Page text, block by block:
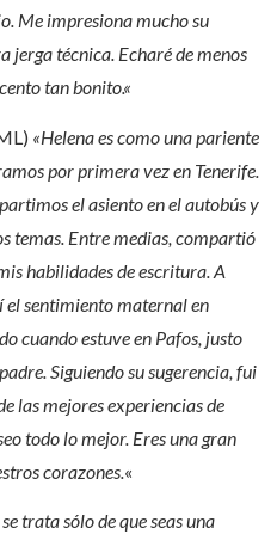
Me impresiona mucho su
jerga técnica. Echaré de menos
tan bonito.«
«Helena es como una pariente
por primera vez en Tenerife.
el asiento en el autobús y
temas. Entre medias, compartió
habilidades de escritura. A
el sentimiento maternal en
cuando estuve en Pafos, justo
Siguiendo su sugerencia, fui
las mejores experiencias de
todo lo mejor. Eres una gran
corazones.«
trata sólo de que seas una